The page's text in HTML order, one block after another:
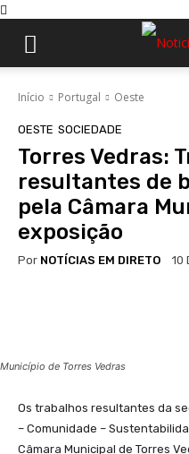
Início Portugal Oeste
OESTE SOCIEDADE
Torres Vedras:
resultantes de
pela Câmara
exposição
Por NOTÍCIAS EM DIRETO 10
Município de Torres Vedras
Os trabalhos resultantes da
– Comunidade –
Câmara Municipal de Torres